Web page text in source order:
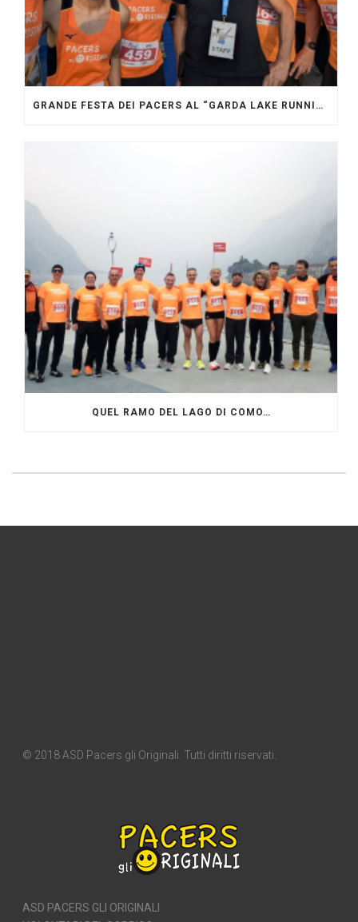
GRANDE FESTA DEI PACERS AL “GARDA LAKE RUNNING FESTIVAL”
QUEL RAMO DEL LAGO DI COMO…
© 2018 ASD Pacers gli Originali. Tutti diritti riservati.
ASD PACERS GLI ORIGINALI